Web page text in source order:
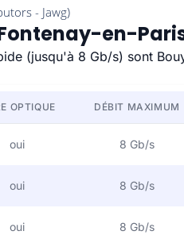
en-
(jusqu'à 8 Gb/s) sont
OPTIQUE DÉBIT MAXIMUM
oui 8 Gb/s
oui 8 Gb/s
oui 8 Gb/s